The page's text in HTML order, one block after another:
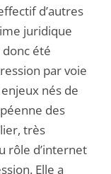
d’autres
juridique
donc été
par voie
nés de
des
très
rôle d’internet
Elle a